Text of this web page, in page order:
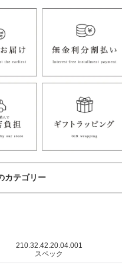
カテゴリー
210.32.42.20.04.001
スペック